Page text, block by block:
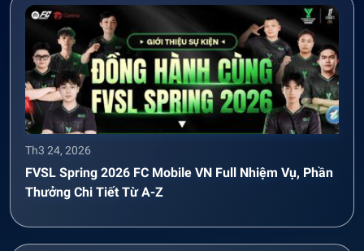
Th3 24, 2026
FVSL Spring 2026 FC Mobile VN Full Nhiệm Vụ, Phần
Thưởng Chi Tiết Từ A-Z